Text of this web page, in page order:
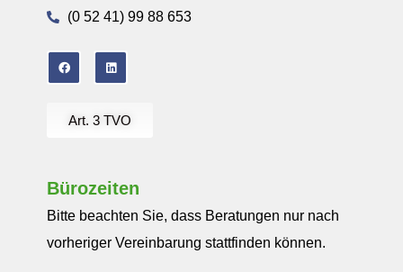
(0 52 41) 99 88 653
Art. 3 TVO
Bürozeiten
Bitte beachten Sie, dass Beratungen nur nach
vorheriger Vereinbarung stattfinden können.